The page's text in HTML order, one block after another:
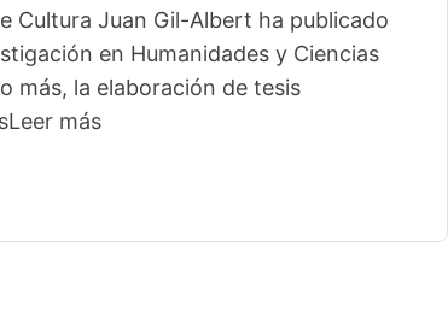
Cultura Juan Gil-Albert ha publicado
en Humanidades y Ciencias
más, la elaboración de tesis
Leer más